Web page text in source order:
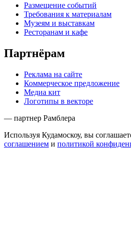
Размещение событий
Требования к материалам
Музеям и выставкам
Ресторанам и кафе
Партнёрам
Реклама на сайте
Коммерческое предложение
Медиа кит
Логотипы в векторе
— партнер Рамблера
Используя Кудамоскоу, вы
соглашением и политикой